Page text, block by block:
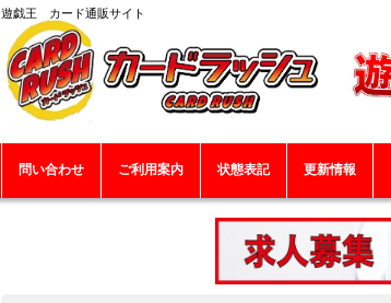
遊戯王 カード通販サイト
問い合わせ ご利用案内 状態表記 更新情報